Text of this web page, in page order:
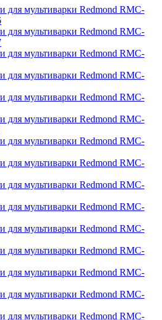
для мультиварки Redmond RMC-
для мультиварки Redmond RMC-
для мультиварки Redmond RMC-
для мультиварки Redmond RMC-
для мультиварки Redmond RMC-
для мультиварки Redmond RMC-
для мультиварки Redmond RMC-
для мультиварки Redmond RMC-
для мультиварки Redmond RMC-
для мультиварки Redmond RMC-
для мультиварки Redmond RMC-
для мультиварки Redmond RMC-
для мультиварки Redmond RMC-
для мультиварки Redmond RMC-
для мультиварки Redmond RMC-